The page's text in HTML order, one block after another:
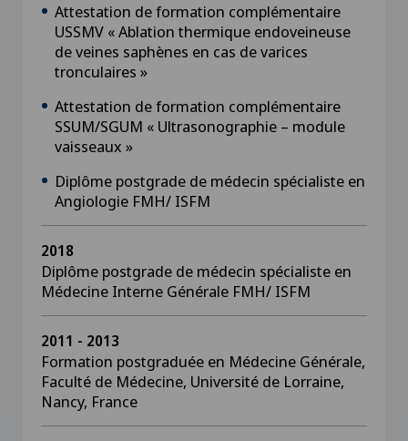
Attestation de formation complémentaire
USSMV « Ablation thermique endoveineuse
de veines saphènes en cas de varices
tronculaires »
Attestation de formation complémentaire
SSUM/SGUM « Ultrasonographie – module
vaisseaux »
Diplôme postgrade de médecin spécialiste en
Angiologie FMH/ ISFM
2018
Diplôme postgrade de médecin spécialiste en
Médecine Interne Générale FMH/ ISFM
2011 - 2013
Formation postgraduée en Médecine Générale,
Faculté de Médecine, Université de Lorraine,
Nancy, France